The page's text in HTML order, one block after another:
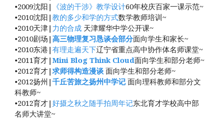
•2009沈阳| 《波的干涉》教学设计60年校庆百家一课示范~
•2010沈阳|教的多少和学的方式数学教师培训~
•2010天津| 力的合成 天津耀华中学公开课~
•2010剧场|高三物理复习恳谈会部分面向学生和家长~
•2010东港|有理走遍天下辽宁省重点高中协作体名师课堂~
•2011育才|Mini Blog Think Cloud面向学生和部分老师~
•2012育才|求师得构造漫谈 面向学生和部分老师~
•2012扬州|千丘苦旅之扬州中学记 面向理科教师和部分文
科教师~
•2012育才|好摄之秋之随手拍周年记东北育才学校高中部
名师大讲堂~